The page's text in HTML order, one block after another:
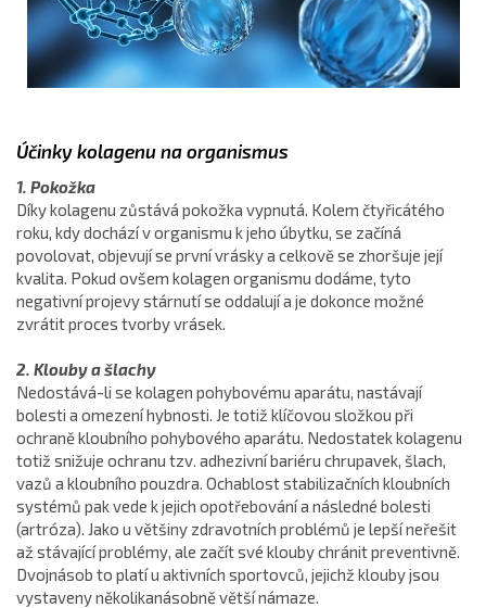
Účinky kolagenu na organismus
1. Pokožka
Díky kolagenu zůstává pokožka vypnutá. Kolem čtyřicátého
roku, kdy dochází v organismu k jeho úbytku, se začíná
povolovat, objevují se první vrásky a celkově se zhoršuje její
kvalita. Pokud ovšem kolagen organismu dodáme, tyto
negativní projevy stárnutí se oddalují a je dokonce možné
zvrátit proces tvorby vrásek.
2. Klouby a šlachy
Nedostává-li se kolagen pohybovému aparátu, nastávají
bolesti a omezení hybnosti. Je totiž klíčovou složkou při
ochraně kloubního pohybového aparátu. Nedostatek kolagenu
totiž snižuje ochranu tzv. adhezivní bariéru chrupavek, šlach,
vazů a kloubního pouzdra. Ochablost stabilizačních kloubních
systémů pak vede k jejich opotřebování a následné bolesti
(artróza). Jako u většiny zdravotních problémů je lepší neřešit
až stávající problémy, ale začít své klouby chránit preventivně.
Dvojnásob to platí u aktivních sportovců, jejichž klouby jsou
vystaveny několikanásobně větší námaze.